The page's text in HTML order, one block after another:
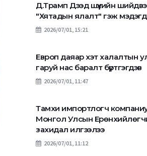
Д.Трамп Дээд шүүхийн
"Хятадын ялалт" гэж
2026/07/01, 15:21
Европ даяар хэт халалтын
гаруй нас баралт бүртгэгдэв
2026/07/01, 11:47
Тамхи импортлогч
Монгол Улсын
захидал илгээлээ
2026/07/01, 11:12